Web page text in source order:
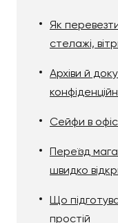
Як
стелажі,
Архіви й
Сейфи в
Переїзд
швидко
Що
простій